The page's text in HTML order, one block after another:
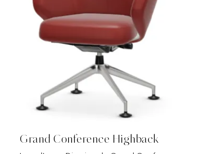
Grand Conference Highback